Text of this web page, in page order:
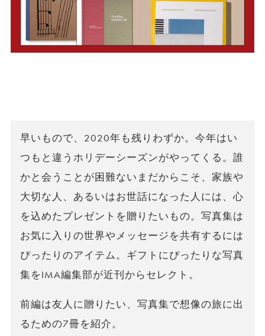
早いもので、2020年も残りわずか。今年はい
つもと違うホリデーシーズンがやってくる。誰
かと会うことが困難ないまだからこそ、家族や
大切な人、あるいはお世話になった人には、心
を込めたプレゼントを贈りたいもの。写真集は
お気に入りの世界やメッセージを共有するには
ぴったりのアイテム。ギフトにぴったりな写真
集をIMA編集部が近刊からセレクト。
前編は友人に贈りたい、写真集で想像の旅に出
るための7冊を紹介。